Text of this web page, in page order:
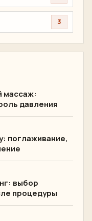
3
массаж:
давления
поглаживание,
выбор
процедуры